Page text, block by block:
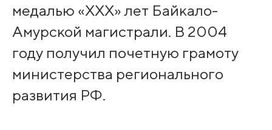
медалью «XXX» лет Байкало-
Амурской магистрали. В 2004
году получил почетную грамоту
министерства регионального
развития РФ.